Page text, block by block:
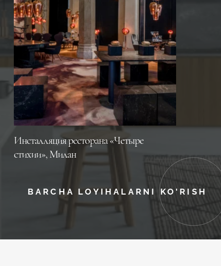
Инсталляция ресторана «Четыре
стихии», Милан
BARCHA LOYIHALARNI KO'RISH